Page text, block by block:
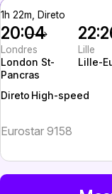
1h 22m, Direto
20:04
Londres
London St-
Pancras
Lille
Lille-
Direto High-speed
Eurostar 9158